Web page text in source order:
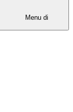
Menu di